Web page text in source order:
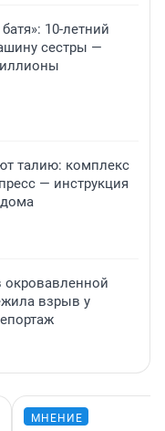
10-летний
сестры —
талию: комплекс
— инструкция
окровавленной
взрыв у
МНЕНИЕ